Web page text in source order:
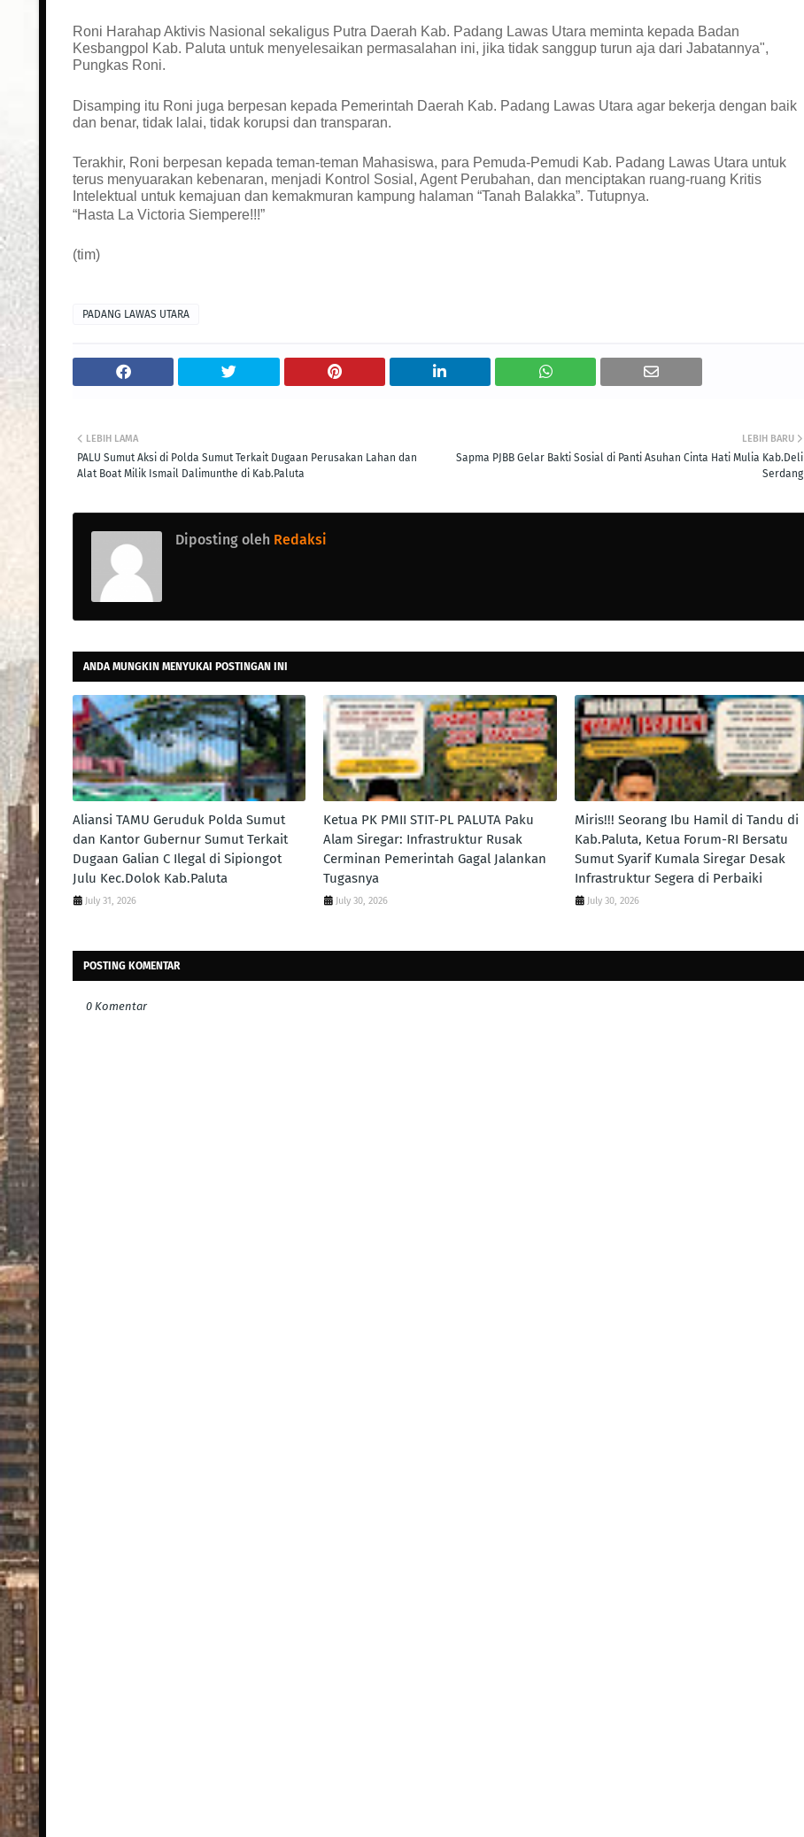
Roni Harahap Aktivis Nasional sekaligus Putra Daerah Kab. Padang Lawas Utara meminta kepada Badan
Kesbangpol Kab. Paluta untuk menyelesaikan permasalahan ini, jika tidak sanggup turun aja dari Jabatannya",
Pungkas Roni.
Disamping itu Roni juga berpesan kepada Pemerintah Daerah Kab. Padang Lawas Utara agar bekerja dengan baik
dan benar, tidak lalai, tidak korupsi dan transparan.
Terakhir, Roni berpesan kepada teman-teman Mahasiswa, para Pemuda-Pemudi Kab. Padang Lawas Utara untuk
terus menyuarakan kebenaran, menjadi Kontrol Sosial, Agent Perubahan, dan menciptakan ruang-ruang Kritis
Intelektual untuk kemajuan dan kemakmuran kampung halaman “Tanah Balakka”. Tutupnya.
“Hasta La Victoria Siempere!!!”
(tim)
PADANG LAWAS UTARA
LEBIH BARU
Sapma PJBB Gelar Bakti Sosial di Panti Asuhan Cinta Hati Mulia Kab.Deli
Serdang
LEBIH LAMA
PALU Sumut Aksi di Polda Sumut Terkait Dugaan Perusakan Lahan dan
Alat Boat Milik Ismail Dalimunthe di Kab.Paluta
Diposting oleh Redaksi
ANDA MUNGKIN MENYUKAI POSTINGAN INI
Aliansi TAMU Geruduk Polda Sumut
dan Kantor Gubernur Sumut Terkait
Dugaan Galian C Ilegal di Sipiongot
Julu Kec.Dolok Kab.Paluta
July 31, 2026
Ketua PK PMII STIT-PL PALUTA Paku
Alam Siregar: Infrastruktur Rusak
Cerminan Pemerintah Gagal Jalankan
Tugasnya
July 30, 2026
Miris!!! Seorang Ibu Hamil di Tandu di
Kab.Paluta, Ketua Forum-RI Bersatu
Sumut Syarif Kumala Siregar Desak
Infrastruktur Segera di Perbaiki
July 30, 2026
POSTING KOMENTAR
0 Komentar